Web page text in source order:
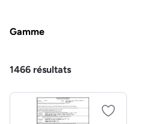
Gamme
1466 résultats